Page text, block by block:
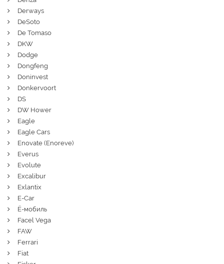
Derways
DeSoto
De Tomaso
DKW
Dodge
Dongfeng
Doninvest
Donkervoort
DS
DW Hower
Eagle
Eagle Cars
Enovate (Enoreve)
Everus
Evolute
Excalibur
Exlantix
E-Car
Ё-мобиль
Facel Vega
FAW
Ferrari
Fiat